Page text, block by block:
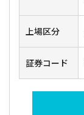
上場区分
証券コード